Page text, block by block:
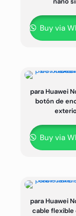
Buy via
para Huawei
botón de
Buy via
para Huawei
cable flexible